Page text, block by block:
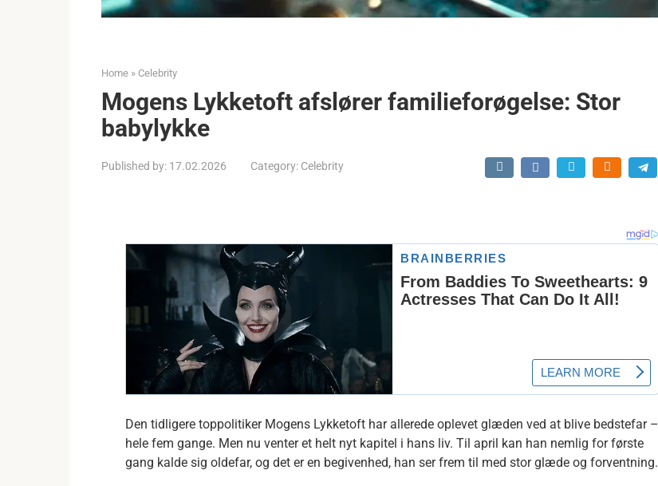
Home » Celebrity
Mogens Lykketoft afslører familieforøgelse: Stor
babylykke
Published by: 17.02.2026 Category: Celebrity
Den tidligere toppolitiker Mogens Lykketoft har allerede oplevet glæden ved at blive bedstefar –
hele fem gange. Men nu venter et helt nyt kapitel i hans liv. Til april kan han nemlig for første
gang kalde sig oldefar, og det er en begivenhed, han ser frem til med stor glæde og forventning.